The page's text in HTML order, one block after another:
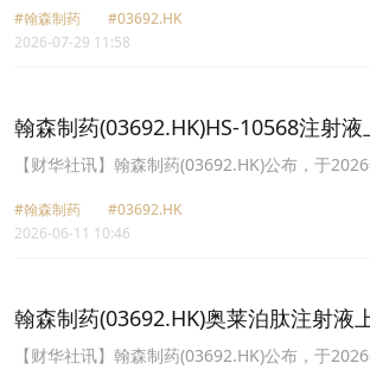
展或复发的骨肉瘤患者的关键性III期临床试验
主要终点。与化疗相比，HS-20093在独立评审委
到一致的获益。安全性特征与既往研究结果一致
信号。基于以上积极结果，集团将于近期启动与
通，开展推进在中国的新药上市申请准备工作
#翰森制药
#03692.HK
2026-07-29 11:58
翰森制药(03692.HK)HS-10568注射液
国家药监局受理
【财华社讯】翰森制药(03692.HK)公布，于
家药品监督管理局(NMPA)受理，适用于慢性肾脏
析的成人患者的继发性甲状旁腺功能亢进症
#翰森制药
#03692.HK
2026-06-11 10:46
翰森制药(03692.HK)奥莱泊肽注射液
国家药监局受理
【财华社讯】翰森制药(03692.HK)公布，于